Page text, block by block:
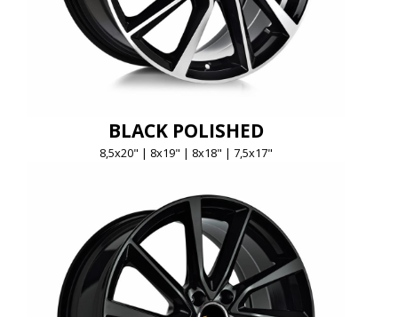
BLACK POLISHED
8,5x20" | 8x19" | 8x18" | 7,5x17"